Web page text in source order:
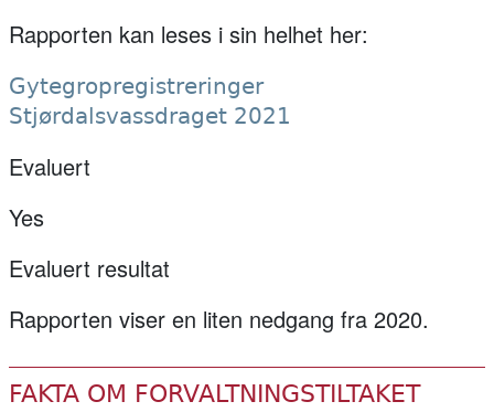
Rapporten kan leses i sin helhet her:
Gytegropregistreringer
Stjørdalsvassdraget 2021
Evaluert
Yes
Evaluert resultat
Rapporten viser en liten nedgang fra 2020.
FAKTA OM FORVALTNINGSTILTAKET